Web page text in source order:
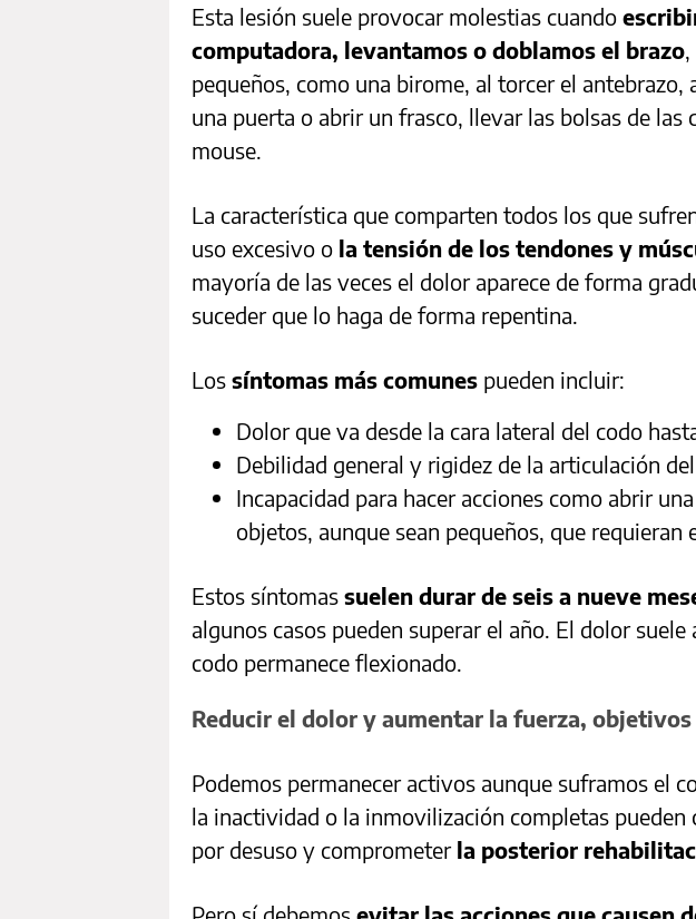
Esta lesión suele provocar molestias cuando
computadora, levantamos o doblamos el brazo
pequeños, como una birome, al torcer el antebrazo,
una puerta o abrir un frasco, llevar las bolsas de las
mouse.
La característica que comparten todos los que
uso excesivo o la tensión de los tendones y
mayoría de las veces el dolor aparece de forma
suceder que lo haga de forma repentina.
Los síntomas más comunes pueden incluir:
Dolor que va desde la cara lateral del codo
Debilidad general y rigidez de la articulación
Incapacidad para hacer acciones como abrir
objetos, aunque sean pequeños, que requieran
Estos síntomas suelen durar de seis a nueve
algunos casos pueden superar el año. El dolor suele
codo permanece flexionado.
Reducir el dolor y aumentar la fuerza,
Podemos permanecer activos aunque suframos el
la inactividad o la inmovilización completas pueden
por desuso y comprometer la posterior